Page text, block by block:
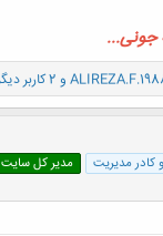
جونی...
و 2 کاربر دیگر
کادر مدیریت مدیر کل سایت